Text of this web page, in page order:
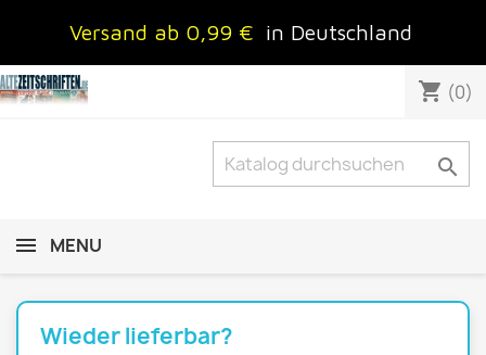
Versand ab 0,99 € in Deutschland
shopping_cart (0)

MENU
Wieder lieferbar?